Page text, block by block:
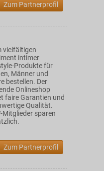
Zum Partnerprofil
vielfältigen
intimer
Produkte für
Männer und
bestellen. Der
Onlineshop
faire Garantien und
Qualität.
Mitglieder sparen
Zum Partnerprofil